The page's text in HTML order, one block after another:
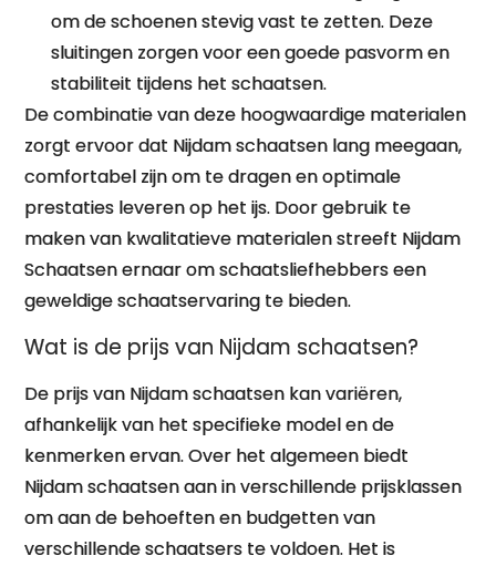
om de schoenen stevig vast te zetten. Deze
sluitingen zorgen voor een goede pasvorm en
stabiliteit tijdens het schaatsen.
De combinatie van deze hoogwaardige materialen
zorgt ervoor dat Nijdam schaatsen lang meegaan,
comfortabel zijn om te dragen en optimale
prestaties leveren op het ijs. Door gebruik te
maken van kwalitatieve materialen streeft Nijdam
Schaatsen ernaar om schaatsliefhebbers een
geweldige schaatservaring te bieden.
Wat is de prijs van Nijdam schaatsen?
De prijs van Nijdam schaatsen kan variëren,
afhankelijk van het specifieke model en de
kenmerken ervan. Over het algemeen biedt
Nijdam schaatsen aan in verschillende prijsklassen
om aan de behoeften en budgetten van
verschillende schaatsers te voldoen. Het is